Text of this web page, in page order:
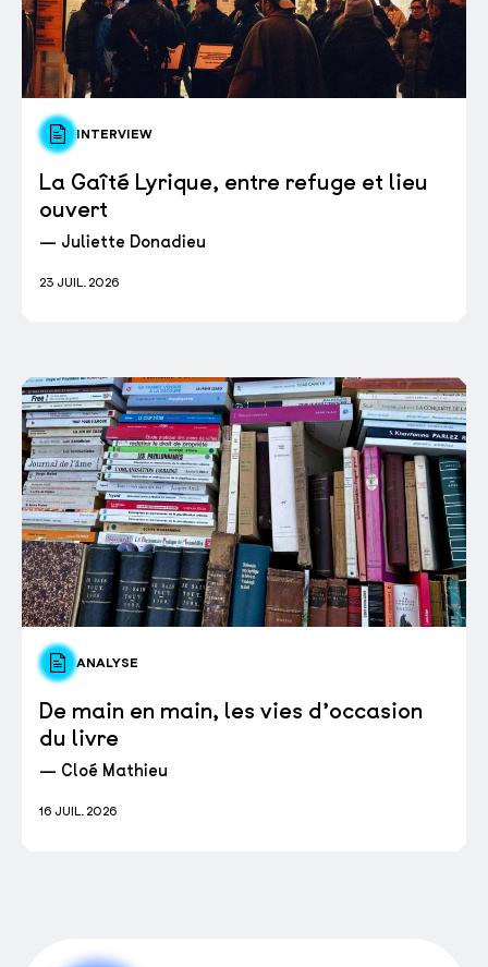
INTERVIEW
La Gaîté Lyrique, entre refuge et lieu
ouvert
— Juliette Donadieu
23 JUIL. 2026
ANALYSE
De main en main, les vies d’occasion
du livre
— Cloé Mathieu
16 JUIL. 2026